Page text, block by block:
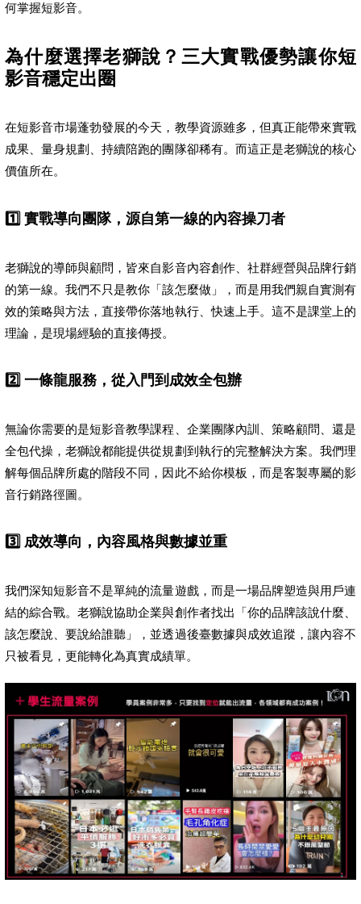
何掌握短影音。
為什麼選擇老獅說？三大實戰優勢讓你短
影音穩定出圈
在短影音市場蓬勃發展的今天，教學資源雖多，但真正能帶來實戰
成果、量身規劃、持續陪跑的團隊卻稀有。而這正是老獅說的核心
價值所在。
1️⃣ 實戰導向團隊，源自第一線的內容操刀者
老獅說的導師與顧問，皆來自影音內容創作、社群經營與品牌行銷
的第一線。我們不只是教你「該怎麼做」，而是用我們親自實測有
效的策略與方法，直接帶你落地執行、快速上手。這不是課堂上的
理論，是現場經驗的直接傳授。
2️⃣ 一條龍服務，從入門到成效全包辦
無論你需要的是短影音教學課程、企業團隊內訓、策略顧問、還是
全包代操，老獅說都能提供從規劃到執行的完整解決方案。我們理
解每個品牌所處的階段不同，因此不給你模板，而是客製專屬的影
音行銷路徑圖。
3️⃣ 成效導向，內容風格與數據並重
我們深知短影音不是單純的流量遊戲，而是一場品牌塑造與用戶連
結的綜合戰。老獅說協助企業與創作者找出「你的品牌該說什麼、
該怎麼說、要說給誰聽」，並透過後臺數據與成效追蹤，讓內容不
只被看見，更能轉化為真實成績單。